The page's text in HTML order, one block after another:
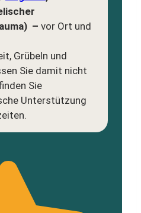
– vor Ort und
Grübeln und
Sie damit nicht
Sie
Unterstützung